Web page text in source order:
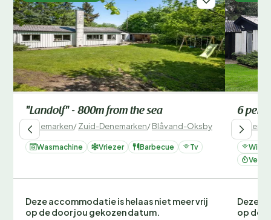
"Landolf" - 800m from the sea
Denemarken/Zuid-Denemarken/Blåvand-Oksby
Wasmachine Vriezer Barbecue Tv
Deze accommodatie is helaas niet meer vrij
op de door jou gekozen datum.
6
Wifi
Deze
op de